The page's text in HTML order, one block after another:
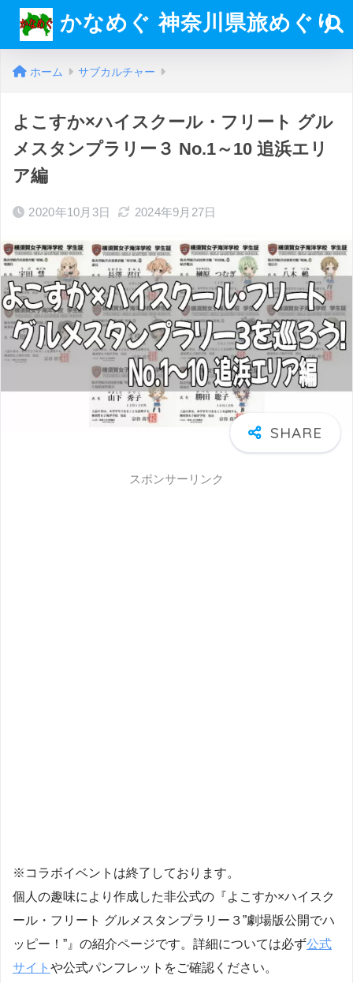
かなめぐ 神奈川県旅めぐり
ホーム サブカルチャー
よこすか×ハイスクール・フリート グル
メスタンプラリー３ No.1～10 追浜エリ
ア編
2020年10月3日 2024年9月27日
スポンサーリンク
※コラボイベントは終了しております。
個人の趣味により作成した非公式の『よこすか×ハイスク
ール・フリート グルメスタンプラリー３”劇場版公開でハ
ッピー！”』の紹介ページです。詳細については必ず公式
サイト や公式パンフレットをご確認ください。